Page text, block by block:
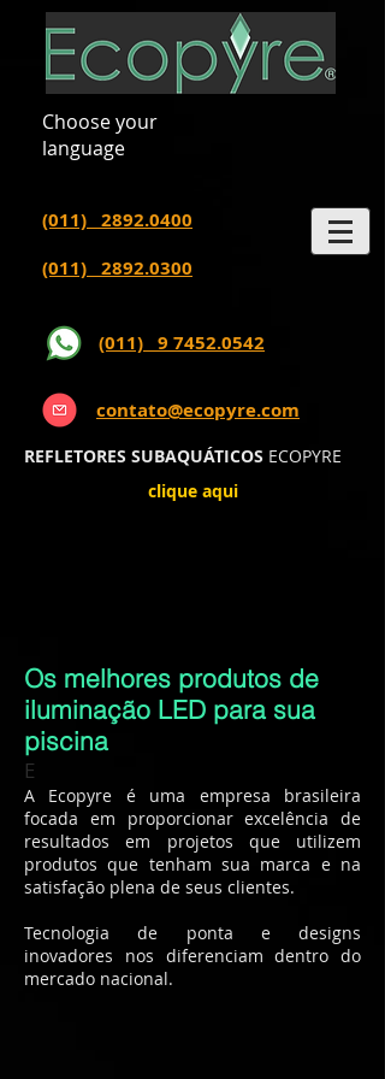
Choose your
language
(011) 2892.0400
(011) 2892.0300
(011) 9 7452.0542
contato@ecopyre.com
REFLETORES SUBAQUÁTICOS ECOPYRE
clique aqui
Os melhores produtos de
iluminação LED para sua
piscina
E
A Ecopyre é uma empresa brasileira
focada em proporcionar excelência de
resultados em projetos que utilizem
produtos que tenham sua marca e na
satisfação plena de seus clientes.
Tecnologia de ponta e designs
inovadores nos diferenciam dentro do
mercado nacional.